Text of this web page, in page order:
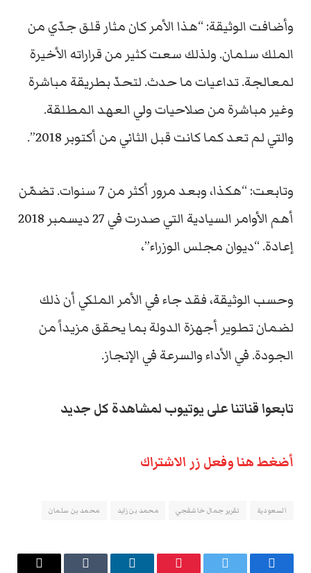
وأضافت الوثيقة: “هذا الأمر كان مثار قلق جدّي من
الملك سلمان. ولذلك سعت كثير من قراراته الأخيرة
لمعالجة. تداعيات ما حدث. لتحدّ بطريقة مباشرة
وغير مباشرة من صلاحيات ولي العهد المطلقة.
والتي لم تعد كما كانت قبل الثاني من أكتوبر 2018”.
وتابعت: “هكذا، وبعد مرور أكثر من 7 سنوات. تضمّن
أهم الأوامر السيادية التي صدرت في 27 ديسمبر 2018
إعادة. “ديوان مجلس الوزراء”،
وحسب الوثيقة، فقد جاء في الأمر الملكي أن ذلك
لضمان تطوير أجهزة الدولة بما يحقق مزيداً من
الجودة. في الأداء والسرعة في الإنجاز.
تابعوا قناتنا على يوتيوب لمشاهدة كل جديد
أضغط هنا وفعل زر الاشتراك
السعودية تقرير جمال خاشقجي محمد بن زايد محمد بن سلمان